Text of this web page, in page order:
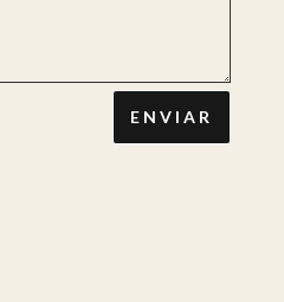
ENVIAR